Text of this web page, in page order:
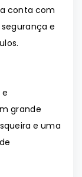
conta com
e
grande
e uma